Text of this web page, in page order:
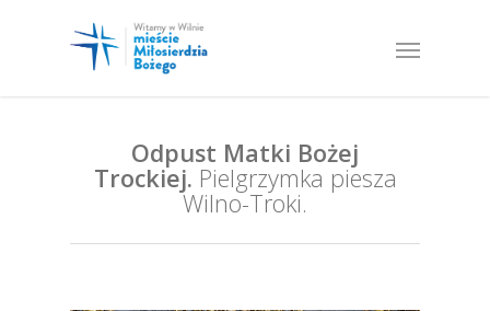
Odpust Matki Bożej
Trockiej. Pielgrzymka piesza
Wilno-Troki.